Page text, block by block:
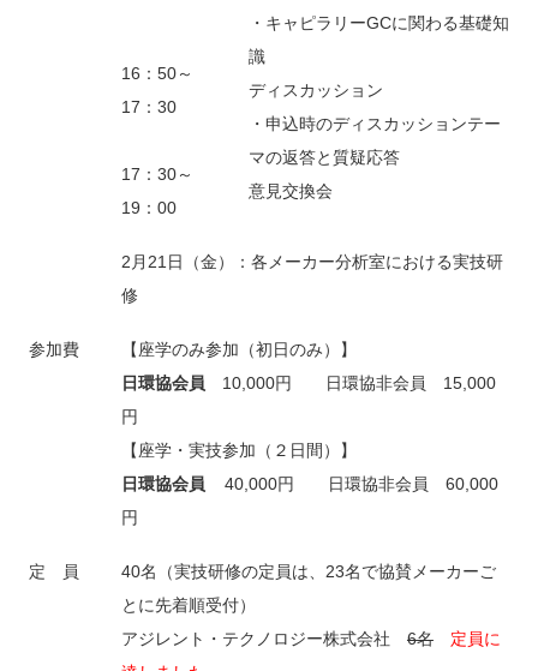
16：50～
17：30
17：30～
19：00
・キャピラリーGCに関わる基礎知
識
ディスカッション
・申込時のディスカッションテー
マの返答と質疑応答
意見交換会
2月21日（金）：各メーカー分析室における実技研
修
参加費
【座学のみ参加（初日のみ）】
日環協会員 10,000円 日環協非会員 15,000
円
【座学・実技参加（２日間）】
日環協会員 40,000円 日環協非会員 60,000
円
定 員
40名（実技研修の定員は、23名で協賛メーカーご
とに先着順受付）
アジレント・テクノロジー株式会社 6名
定員に